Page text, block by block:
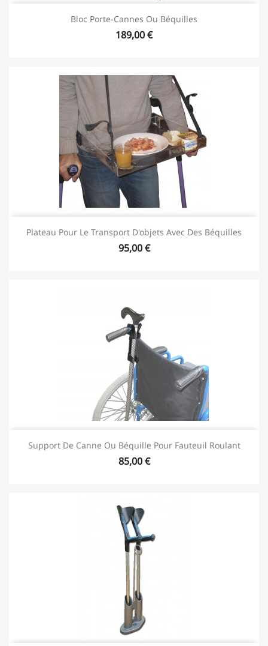
Bloc Porte-Cannes Ou Béquilles
189,00 €
Plateau Pour Le Transport D'objets Avec Des Béquilles
95,00 €
Support De Canne Ou Béquille Pour Fauteuil Roulant
85,00 €